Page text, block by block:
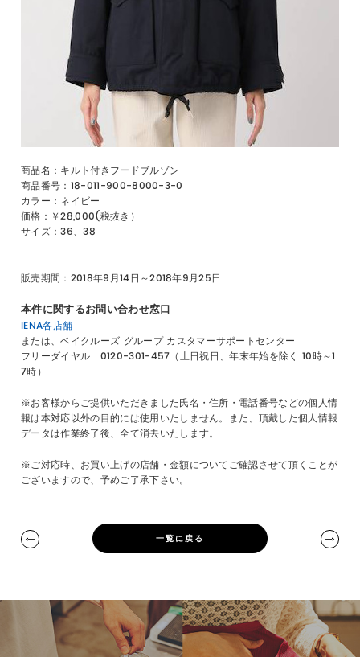
商品名：キルト付きフードブルゾン
商品番号：18-011-900-8000-3-0
カラー：ネイビー
価格：￥28,000(税抜き）
サイズ：36、38
販売期間：2018年9月14日～2018年9月25日
本件に関するお問い合わせ窓口
IENA各店舗
または、ベイクルーズ グループ カスタマーサポートセンター
フリーダイヤル 0120-301-457（土日祝日、年末年始を除く 10時～1
7時）
※お客様からご提供いただきました氏名・住所・電話番号などの個人情
報は本対応以外の目的には使用いたしません。また、頂戴した個人情報
データは作業終了後、全て消去いたします。
※ご対応時、お買い上げの店舗・金額についてご確認させて頂くことが
ございますので、予めご了承下さい。
一覧に戻る